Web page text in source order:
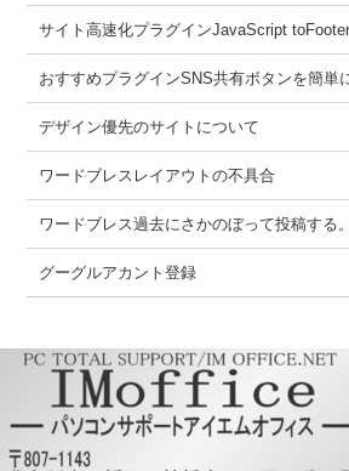
サイト高速化プラグインJavaScript toFooter
おすすめプラグインSNS共有ボタンを簡単
デザイン優先のサイトについて
ワードブレスレイアウトの不具合
ワードブレス過去にさかのぼって投稿する。
グーグルアカント登録